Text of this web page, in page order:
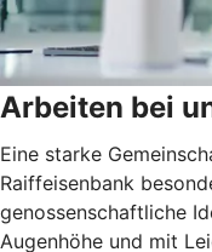
Arbeiten bei
Eine starke
Raiffeisenbank
genossenschaftliche
Augenhöhe und mit